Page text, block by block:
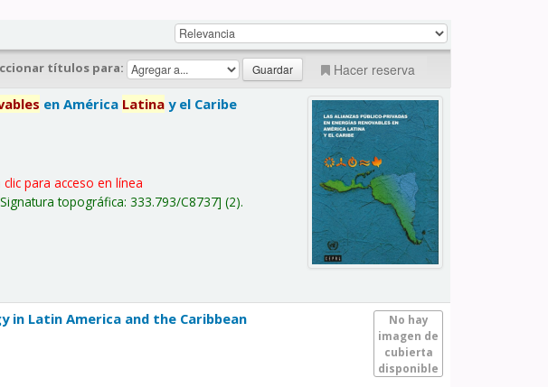
títulos para: Hacer reserva
en América Latina y el Caribe
clic para acceso en línea
Signatura topográfica:333.793/C8737 (2).
No hay
imagen de
cubierta
disponible
in Latin America and the Caribbean